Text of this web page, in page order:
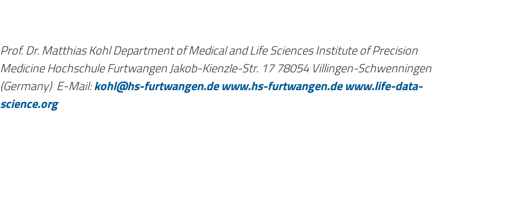
Prof. Dr. Matthias KohlDepartment of Medical and Life Sciences Institute of Precision
Medicine Hochschule FurtwangenJakob-Kienzle-Str. 1778054 Villingen-Schwenningen
(Germany) E-Mail:kohl@hs-furtwangen.de www.hs-furtwangen.de www.life-data-
science.org